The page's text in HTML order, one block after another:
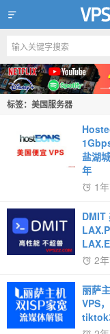
VPS站长网
标签：美国服务器
盐湖
年
1
DMIT
2
丽萨
VPS
tiktok